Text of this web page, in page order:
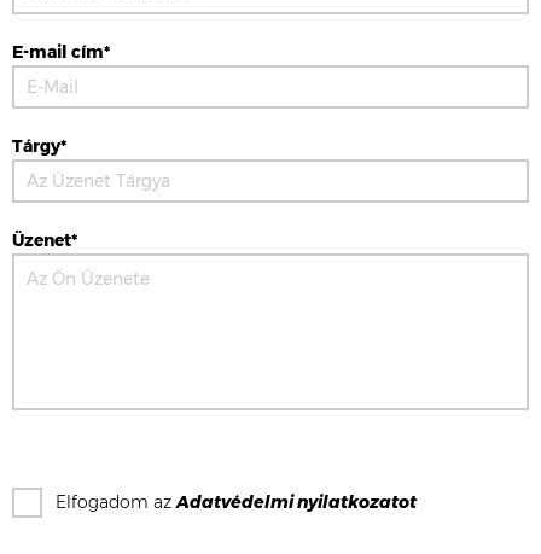
E-mail cím*
Tárgy*
Üzenet*
Elfogadom azAdatvédelmi nyilatkozatot